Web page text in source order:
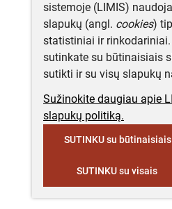
sistemoje (LIMIS)
slapukų (angl. cookies)
statistiniai ir
sutinkate su būtinaisiais
sutikti ir su visų slapukų
Sužinokite daugiau apie
slapukų politiką.
SUTINKU su būtinaisiais
SUTINKU su visais